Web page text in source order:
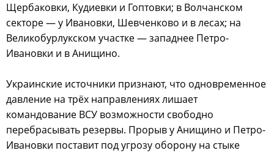
Щербаковки, Кудиевки и Гоптовки; в Волчанском
секторе — у Ивановки, Шевченково и в лесах; на
Великобурлукском участке — западнее Петро-
Ивановки и в Анищино.
Украинские источники признают, что одновременное
давление на трёх направлениях лишает
командование ВСУ возможности свободно
перебрасывать резервы. Прорыв у Анищино и Петро-
Ивановки поставит под угрозу оборону на стыке